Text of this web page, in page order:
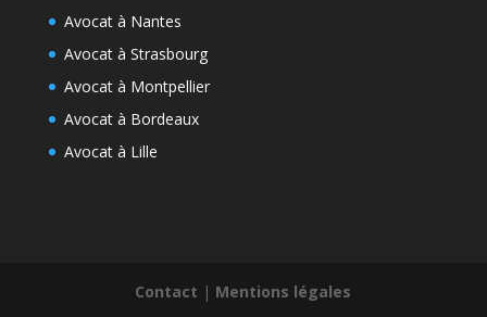
Avocat à Nantes
Avocat à Strasbourg
Avocat à Montpellier
Avocat à Bordeaux
Avocat à Lille
Contact | Mentions légales